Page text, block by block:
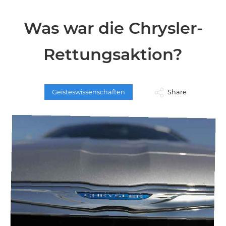
Was war die Chrysler-
Rettungsaktion?
Geisteswissenschaften Share